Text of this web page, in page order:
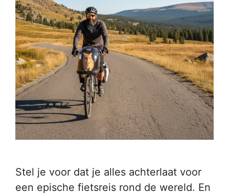
Stel je voor dat je alles achterlaat voor
een epische fietsreis rond de wereld. En